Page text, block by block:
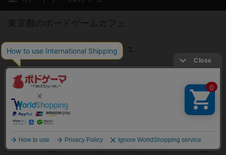
東京都のボードゲームカフェ
神奈川県のボードゲームカフェ
大阪府のボードゲームカフェ
京都府のボードゲームカフェ
愛知県のボードゲームカフェ
福岡県のボードゲームカフェ